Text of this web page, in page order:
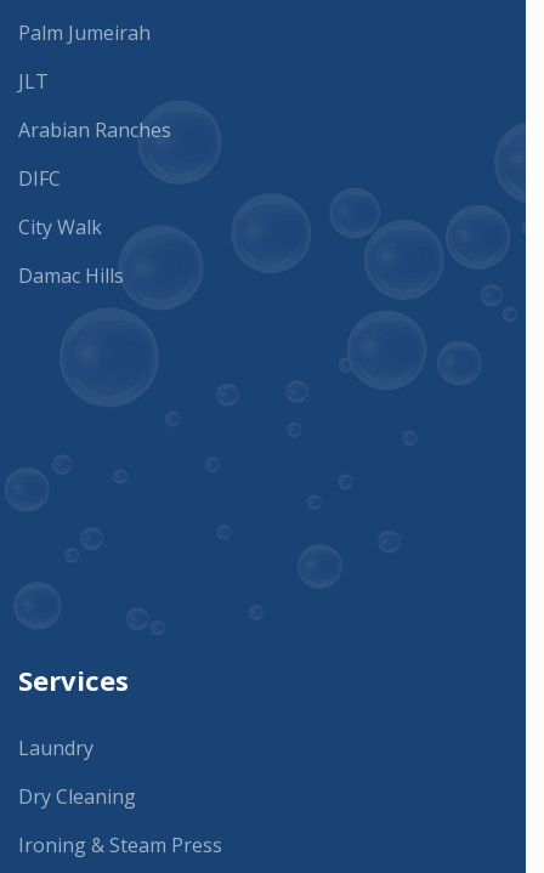
Palm Jumeirah
JLT
Arabian Ranches
DIFC
City Walk
Damac Hills
Services
Laundry
Dry Cleaning
Ironing & Steam Press